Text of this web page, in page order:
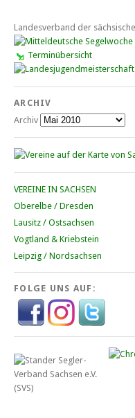
Landesverband der
Terminübersicht
ARCHIV
Archiv
VEREINE IN SACHSEN
Oberelbe / Dresden
Lausitz / Ostsachsen
Vogtland & Kriebstein
Leipzig / Nordsachsen
FOLGE UNS AUF: